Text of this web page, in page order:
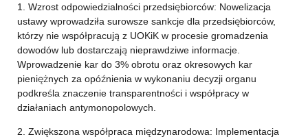
1. Wzrost odpowiedzialności przedsiębiorców: Nowelizacja
ustawy wprowadziła surowsze sankcje dla przedsiębiorców,
którzy nie współpracują z UOKiK w procesie gromadzenia
dowodów lub dostarczają nieprawdziwe informacje.
Wprowadzenie kar do 3% obrotu oraz okresowych kar
pieniężnych za opóźnienia w wykonaniu decyzji organu
podkreśla znaczenie transparentności i współpracy w
działaniach antymonopolowych.
2. Zwiększona współpraca międzynarodowa: Implementacja